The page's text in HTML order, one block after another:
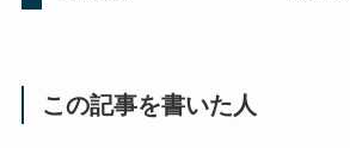
この記事を書いた人